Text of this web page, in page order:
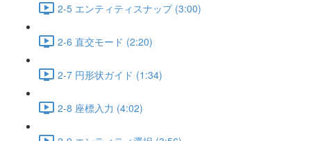
2-5 エンティティスナップ (3:00)
2-6 直交モード (2:20)
2-7 円形状ガイド (1:34)
2-8 座標入力 (4:02)